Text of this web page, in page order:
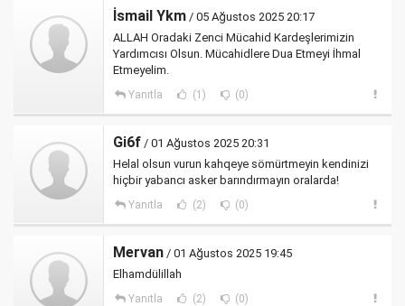
İsmail Ykm / 05 Ağustos 2025 20:17
ALLAH Oradaki Zenci Mücahid Kardeşlerimizin
Yardımcısı Olsun. Mücahidlere Dua Etmeyi İhmal
Etmeyelim.
Yanıtla (1) (0)
Gi6f / 01 Ağustos 2025 20:31
Helal olsun vurun kahqeye sömürtmeyin kendinizi
hiçbir yabancı asker barındırmayın oralarda!
Yanıtla (2) (0)
Mervan / 01 Ağustos 2025 19:45
Elhamdülillah
Yanıtla (2) (0)